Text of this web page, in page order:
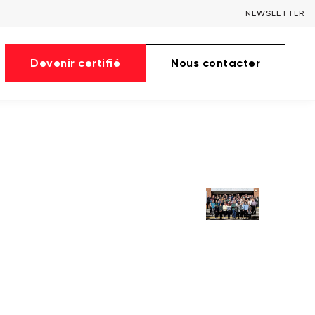
NEWSLETTER
Devenir certifié Nous contacter